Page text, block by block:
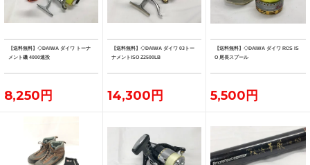
【送料無料】◇DAIWA ダイワ トーナ
メント磯 4000遠投
8,250円
【送料無料】◇DAIWA ダイワ 03トー
ナメントISO Z2500LB
14,300円
【送料無料】◇DAIWA ダイワ RCS IS
O 尾長スプール
5,500円